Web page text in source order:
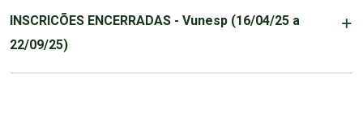
INSCRICÕES ENCERRADAS - Vunesp (16/04/25 a
22/09/25)